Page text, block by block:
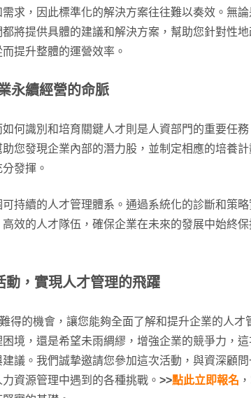
求，因此標準化的解決方案往往難以奏效。無論
將提供具體的建議和解決方案，幫助您針對性地
提升整體的運營效率。
永續經營的命脈
何識別和培育關鍵人才則是人資部門的重要任務
您發現企業內部的潛力股，並制定相應的培養計
發揮。
持續的人才管理體系。通過系統化的診斷和策略
效的人才隊伍，確保企業在未來的發展中始終
動，實現人才管理的飛躍
得的機會，讓您能夠全面了解和提升企業的人才
境，還是希望未雨綢繆，增強企業的競爭力，這
議。我們誠摯邀請您參加這次活動，與資深顧
資源管理中遇到的各種挑戰。 >>點此立即報名